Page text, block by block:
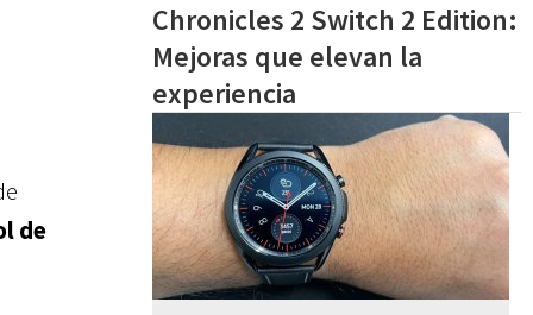
de
Chronicles 2 Switch 2 Edition:
Mejoras que elevan la
experiencia